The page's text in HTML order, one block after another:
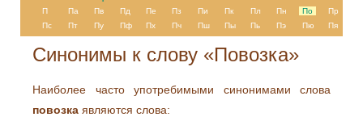
П Па Пв Пд Пе Пз Пи Пк Пл Пн По
Пр
Пс
Пт Пу Пф Пх Пч Пш Пы Пь Пэ Пю Пя
Синонимы к слову «Повозка»
Наиболее часто употребимыми синонимами слова
повозка являются слова: